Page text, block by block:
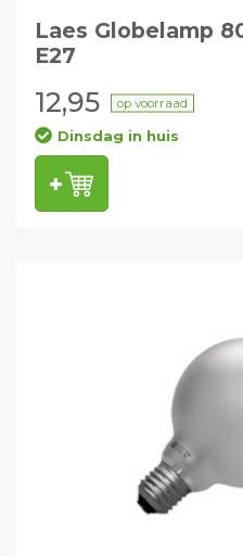
Laes Globelamp
E27
12,95 op voorraad
Dinsdag in huis